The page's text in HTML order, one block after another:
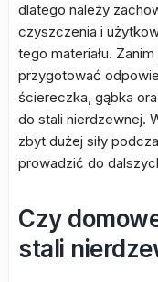
dlatego należy
czyszczenia i
tego materiału.
przygotować
ściereczka, gąbka
do stali nierdzewnej.
zbyt dużej siły
prowadzić do
Czy
stali